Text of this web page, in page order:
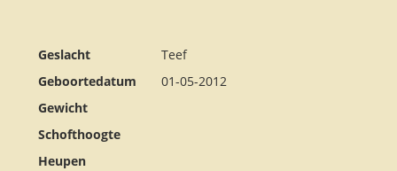
Geslacht
Teef
Geboortedatum
01-05-2012
Gewicht
Schofthoogte
Heupen